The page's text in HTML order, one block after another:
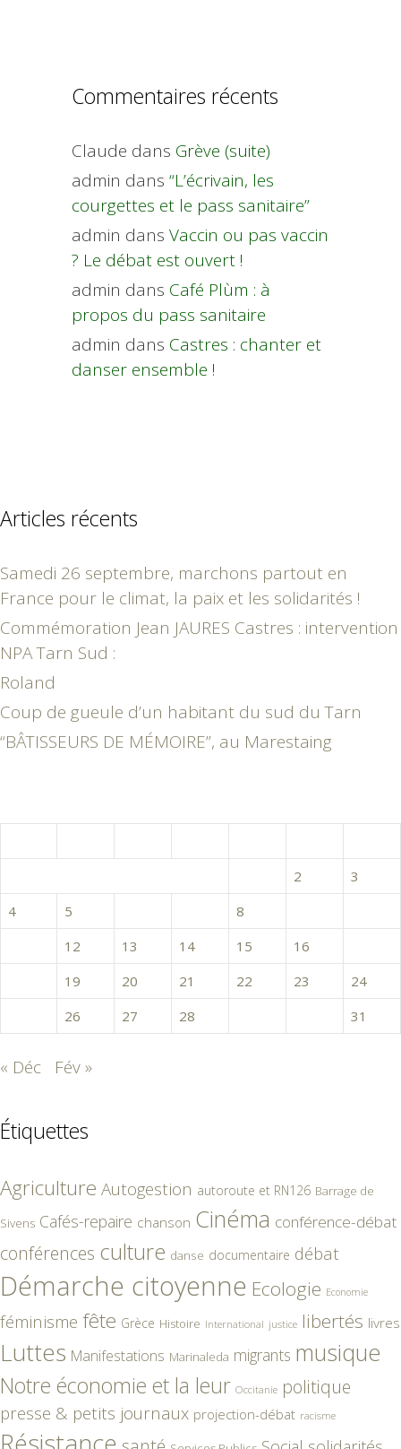
Commentaires récents
Claude dans Grève (suite)
admin dans “L’écrivain, les
courgettes et le pass sanitaire”
admin dans Vaccin ou pas vaccin
? Le débat est ouvert !
admin dans Café Plùm : à
propos du pass sanitaire
admin dans Castres : chanter et
danser ensemble !
Articles récents
Samedi 26 septembre, marchons partout en
France pour le climat, la paix et les solidarités !
Commémoration Jean JAURES Castres : intervention
NPA Tarn Sud :
Roland
Coup de gueule d’un habitant du sud du Tarn
“BÂTISSEURS DE MÉMOIRE”, au Marestaing
2
3
4
5 8
12 13 14 15 16
19 20 21 22 23
24
26 27 28 31
« Déc Fév »
Étiquettes
Agriculture Autogestion autoroute et RN126 Barrage de
Sivens Cafés-repaire chanson Cinéma conférence-débat
conférences culture danse documentaire débat
Démarche citoyenne Ecologie Economie
féminisme fête Grèce Histoire International justice libertés livres
Luttes Manifestations Marinaleda migrants musique
Notre économie et la leur Occitanie politique
presse & petits journaux projection-débat racisme